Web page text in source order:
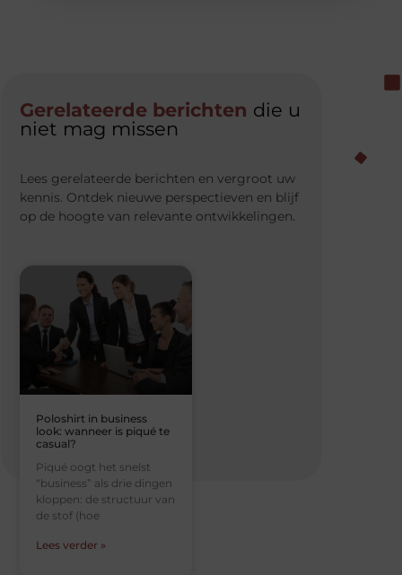
Gerelateerde berichten die u
niet mag missen
Lees gerelateerde berichten en vergroot uw
kennis. Ontdek nieuwe perspectieven en blijf
op de hoogte van relevante ontwikkelingen.
Poloshirt in business
look: wanneer is piqué te
casual?
Piqué oogt het snelst
“business” als drie dingen
kloppen: de structuur van
de stof (hoe
Lees verder »